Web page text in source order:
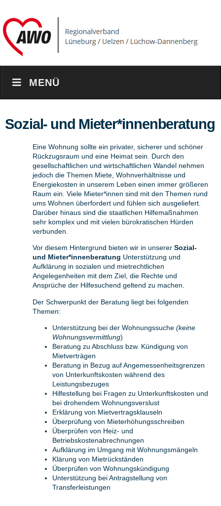
MENÜ
Sozial- und Mieter*innenberatung
Eine Wohnung sollte ein privater, sicherer und schöner
Rückzugsraum und eine Heimat sein. Durch den
gesellschaftlichen und wirtschaftlichen Wandel nehmen
jedoch die Themen Miete, Wohnverhältnisse und
Energiekosten in unserem Leben einen immer größeren
Raum ein. Viele Mieter*innen sind mit den Themen rund
ums Wohnen überfordert und fühlen sich ausgeliefert.
Darüber hinaus sind die staatlichen Hilfemaßnahmen
sehr komplex und mit vielen bürokratischen Hürden
verbunden.
Vor diesem Hintergrund bieten wir in unserer Sozial-
und Mieter*innenberatung Unterstützung und
Aufklärung in sozialen und mietrechtlichen
Angelegenheiten mit dem Ziel, die Rechte und
Ansprüche der Hilfesuchend geltend zu machen.
Der Schwerpunkt der Beratung liegt bei folgenden
Themen:
Unterstützung bei der Wohnungssuche (keine
Wohnungsvermittlung)
Beratung zu Abschluss bzw. Kündigung von
Mietverträgen
Beratung in Bezug auf Angemessenheitsgrenzen
von Unterkunftskosten während des
Leistungsbezuges
Hilfestellung bei Fragen zu Unterkunftskosten und
bei drohendem Wohnungsverslust
Erklärung von Mietvertragsklauseln
Überprüfung von Mieterhöhungsschreiben
Überprüfen von Heiz- und
Betriebskostenabrechnungen
Aufklärung im Umgang mit Wohnungsmängeln
Klärung von Mietrückständen
Überprüfen von Wohnungskündigung
Unterstützung bei Antragstellung von
Transferleistungen